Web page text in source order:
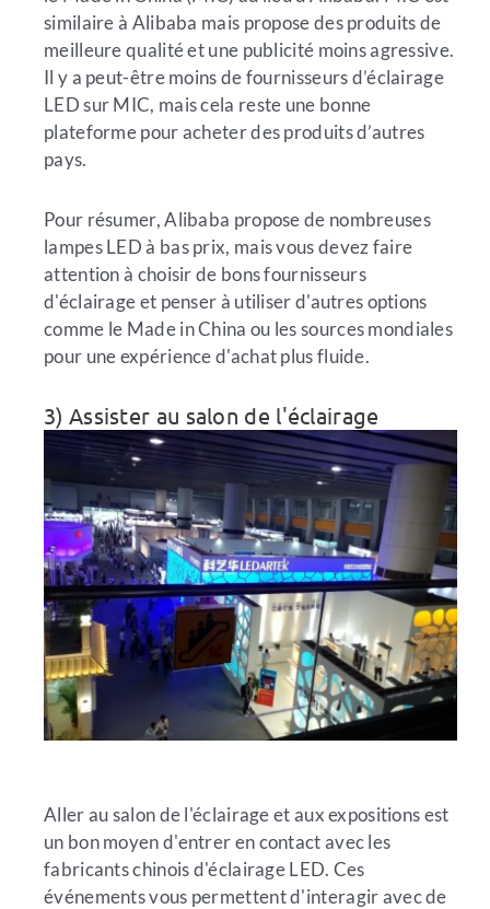
similaire à Alibaba mais propose des produits de
meilleure qualité et une publicité moins agressive.
Il y a peut-être moins de fournisseurs d’éclairage
LED sur MIC, mais cela reste une bonne
plateforme pour acheter des produits d’autres
pays.
Pour résumer, Alibaba propose de nombreuses
lampes LED à bas prix, mais vous devez faire
attention à choisir de bons fournisseurs
d'éclairage et penser à utiliser d'autres options
comme le Made in China ou les sources mondiales
pour une expérience d'achat plus fluide.
3) Assister au salon de l'éclairage
Aller au salon de l'éclairage et aux expositions est
un bon moyen d'entrer en contact avec les
fabricants chinois d'éclairage LED. Ces
événements vous permettent d'interagir avec de